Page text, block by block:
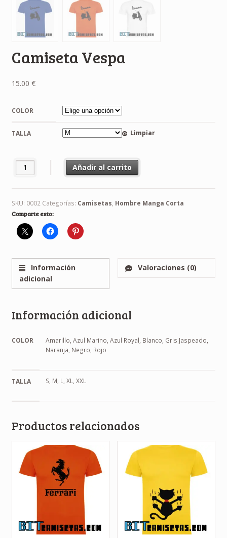
Camiseta Vespa
15.00 €
COLOR
TALLA Limpiar
Camiseta Vespa cantidadAñadir al carrito
SKU: 0002 Categorías: Camisetas, Hombre Manga Corta
Comparte esto:
Información
adicional
Valoraciones (0)
Información adicional
COLOR
Amarillo, Azul Marino, Azul Royal, Blanco, Gris Jaspeado,
Naranja, Negro, Rojo
TALLA S, M, L, XL, XXL
Productos relacionados